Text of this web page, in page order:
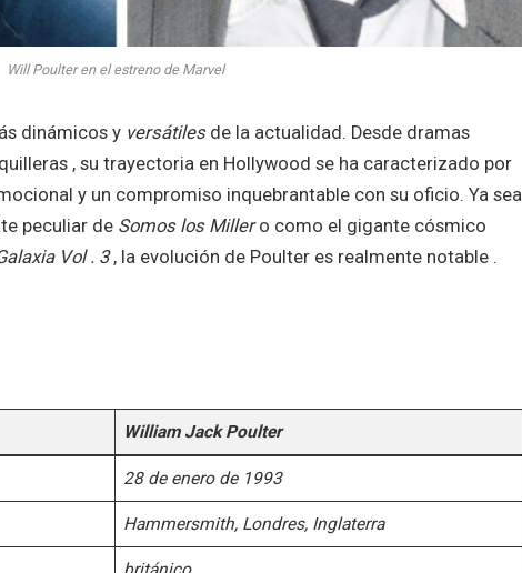
Will Poulter en el estreno de Marvel
dinámicos y versátilesde la actualidad. Desde dramas
, su trayectoria en Hollywood se ha caracterizado por
y un compromiso inquebrantable con su oficio. Ya sea
peculiar de Somos los Millero como el gigante cósmico
Vol. 3, la evolución de Poulter es realmente notable .
William Jack Poulter
28 de enero de 1993
Hammersmith, Londres, Inglaterra